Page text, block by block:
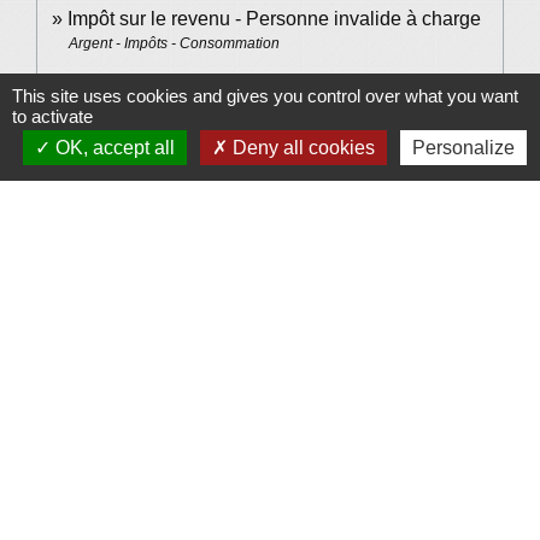
Impôt sur le revenu - Personne invalide à charge
Argent - Impôts - Consommation
Pour en savoir plus
open_in_new
This site uses cookies and gives you control over what you want
to activate
OK, accept all
Deny all cookies Personalize